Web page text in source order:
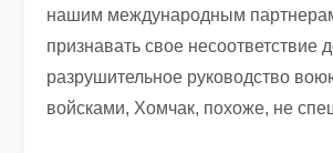
нашим международным
признавать свое несоответствие
разрушительное руководство
войсками, Хомчак, похоже, не